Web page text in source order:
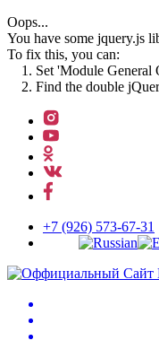
Oops...
You have some jquery.js
To fix this, you can:
1. Set 'Module General
2. Find the double
Перейти
основному
содержимому
+7 (926) 573-67-31